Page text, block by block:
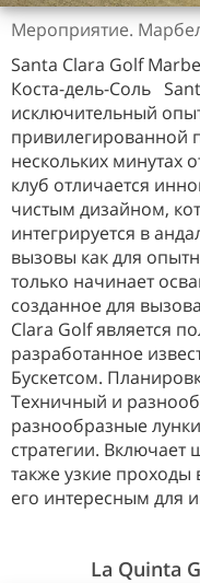
Мероприятие.
Santa Clara Golf
Коста-дель-Соль
исключительный
привилегированной
нескольких минутах
клуб отличается
чистым дизайном,
интегрируется в
вызовы как для
только начинает
созданное для
Clara Golf является
разработанное
Бускетсом.
Техничный и
разнообразные
стратегии.
также узкие проходы
его интересным для
La Quinta